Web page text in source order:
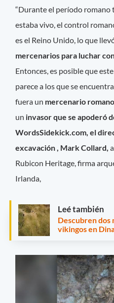
“Durante el período romano
estaba vivo, el control
es el Reino Unido, lo que
mercenarios para luchar
Entonces, es posible que
parece a los que se
fuera un mercenario romano
un invasor que se apoderó
WordsSidekick.com, el
excavación , Mark Collard,
Rubicon Heritage, firma
Irlanda,
Leé también
Descubren dos
vikingos en